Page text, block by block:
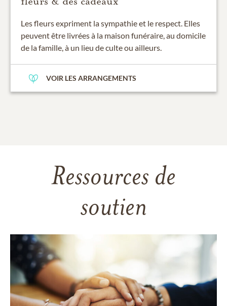
Les fleurs expriment la sympathie et le respect. Elles
peuvent être livrées à la maison funéraire, au domicile
de la famille, à un lieu de culte ou ailleurs.
VOIR LES ARRANGEMENTS
Ressources de
soutien